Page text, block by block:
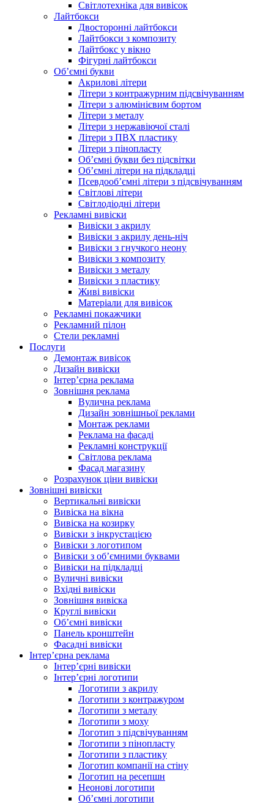
Світлотехніка для вивісок
Лайтбокси
Двосторонні лайтбокси
Лайтбокси з композиту
Лайтбокс у вікно
Фігурні лайтбокси
Об’ємні букви
Акрилові літери
Літери з контражурним підсвічуванням
Літери з алюмінієвим бортом
Літери з металу
Літери з нержавіючої сталі
Літери з ПВХ пластику
Літери з пінопласту
Об’ємні букви без підсвітки
Об’ємні літери на підкладці
Псевдооб’ємні літери з підсвічуванням
Світлові літери
Світлодіодні літери
Рекламні вивіски
Вивіски з акрилу
Вивіски з акрилу день-ніч
Вивіски з гнучкого неону
Вивіски з композиту
Вивіски з металу
Вивіски з пластику
Живі вивіски
Матеріали для вивісок
Рекламні покажчики
Рекламний пілон
Стели рекламні
Послуги
Демонтаж вивісок
Дизайн вивіски
Інтер’єрна реклама
Зовнішня реклама
Вулична реклама
Дизайн зовнішньої реклами
Монтаж реклами
Реклама на фасаді
Рекламні конструкції
Світлова реклама
Фасад магазину
Розрахунок ціни вивіски
Зовнішні вивіски
Вертикальні вивіски
Вивіска на вікна
Вивіска на козирку
Вивіски з інкрустацією
Вивіски з логотипом
Вивіски з об’ємними буквами
Вивіски на підкладці
Вуличні вивіски
Вхідні вивіски
Зовнішня вивіска
Круглі вивіски
Об’ємні вивіски
Панель кронштейн
Фасадні вивіски
Інтер’єрна реклама
Інтер’єрні вивіски
Інтер’єрні логотипи
Логотипи з акрилу
Логотипи з контражуром
Логотипи з металу
Логотипи з моху
Логотип з підсвічуванням
Логотипи з пінопласту
Логотипи з пластику
Логотип компанії на стіну
Логотип на ресепшн
Неонові логотипи
Об’ємні логотипи